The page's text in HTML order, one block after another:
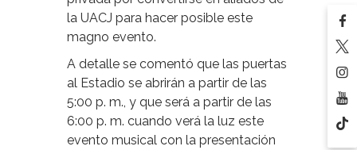
la UACJ para hacer posible este
magno evento.
A detalle se comentó que las puertas
al Estadio se abrirán a partir de las
5:00 p. m., y que será a partir de las
6:00 p. m. cuando verá la luz este
evento musical con la presentación